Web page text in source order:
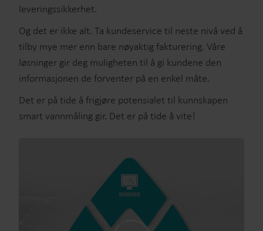
leveringssikkerhet.
Og det er ikke alt. Ta kundeservice til neste nivå ved å
tilby mye mer enn bare nøyaktig fakturering. Våre
løsninger gir deg muligheten til å gi kundene den
informasjonen de forventer på en enkel måte.
Det er på tide å frigjøre potensialet til kunnskapen
smart vannmåling gir. Det er på tide å vite!